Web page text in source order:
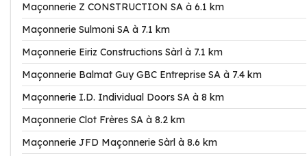
Maçonnerie Z CONSTRUCTION SA à 6.1 km
Maçonnerie Sulmoni SA à 7.1 km
Maçonnerie Eiriz Constructions Sàrl à 7.1 km
Maçonnerie Balmat Guy GBC Entreprise SA à 7.4 km
Maçonnerie I.D. Individual Doors SA à 8 km
Maçonnerie Clot Frères SA à 8.2 km
Maçonnerie JFD Maçonnerie Sàrl à 8.6 km